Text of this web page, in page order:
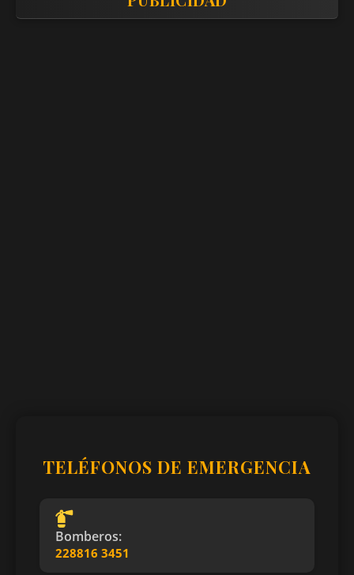
TELÉFONOS DE EMERGENCIA
Bomberos:
228816 3451